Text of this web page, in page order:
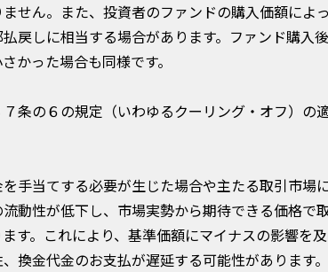
せん。また、投資者のファンドの購入価額によ
戻しに相当する場合があります。ファンド購入
かった場合も同様です。
条の６の規定（いわゆるクーリング・オフ）の
手当てする必要が生じた場合や主たる取引市場
動性が低下し、市場実勢から期待できる価格で
す。これにより、基準価額にマイナスの影響を
換金代金のお支払が遅延する可能性があります。